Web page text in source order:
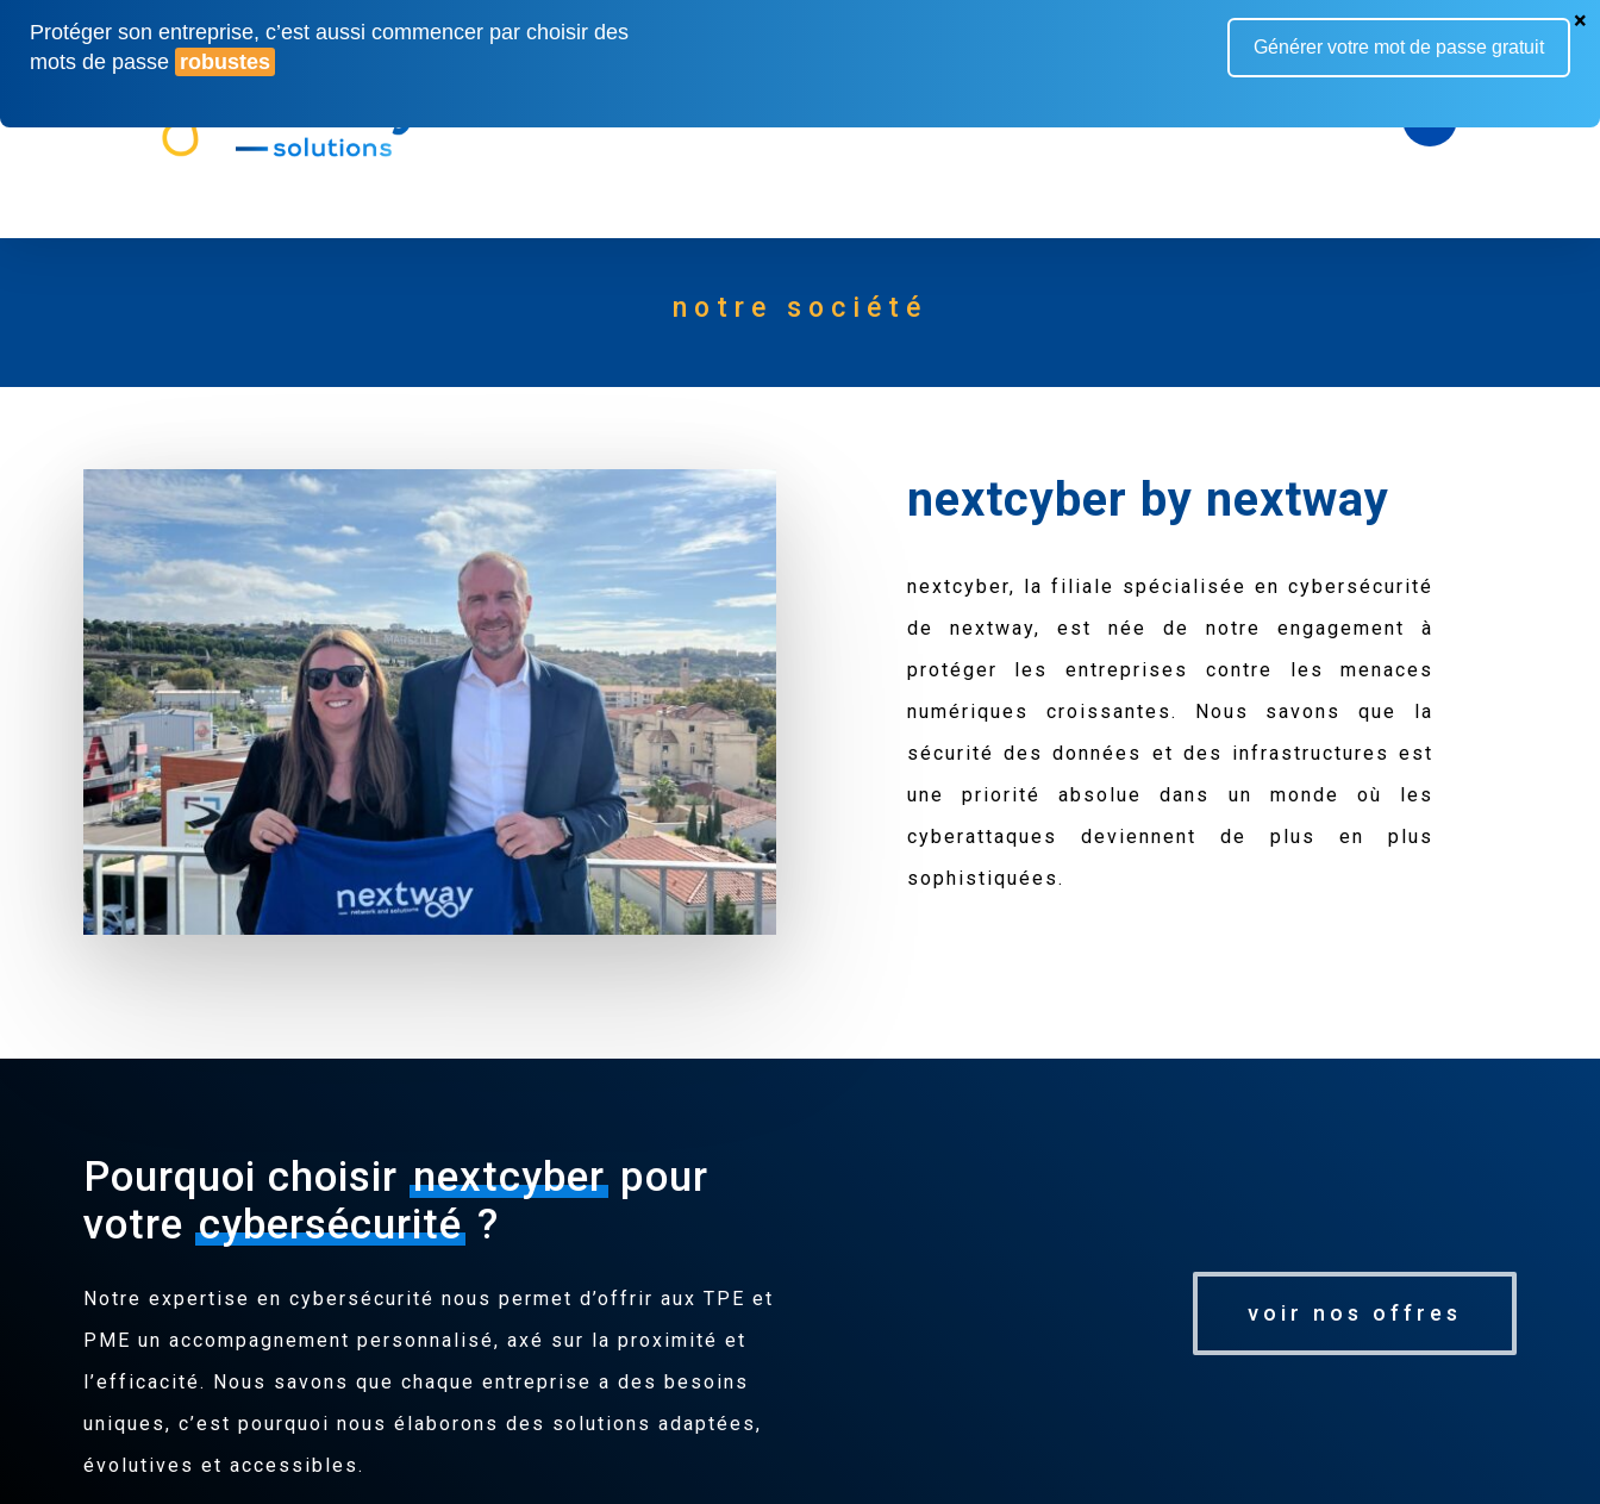
Skip
Menu
notre société
nextcyber by nextway
nextcyber, la filiale spécialisée en cybersécurité
de nextway, est née de notre engagement à
protéger les entreprises contre les menaces
numériques croissantes. Nous savons que la
sécurité des données et des infrastructures est
une priorité absolue dans un monde où les
cyberattaques deviennent de plus en plus
sophistiquées.
Pourquoi choisir nextcyber pour
votre cybersécurité ?
Notre expertise en cybersécurité nous permet d’offrir aux TPE et
PME un accompagnement personnalisé, axé sur la proximité et
l’efficacité. Nous savons que chaque entreprise a des besoins
uniques, c’est pourquoi nous élaborons des solutions adaptées,
évolutives et accessibles.
voir nos offres
Protéger son entreprise, c’est aussi commencer par choisir des
mots de passe robustes
Générer votre mot de passe gratuit